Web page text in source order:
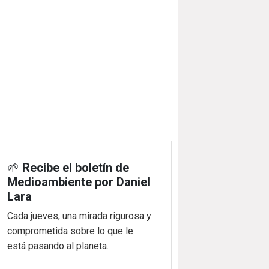
🌱 Recibe el boletín de
Medioambiente por Daniel
Lara
Cada jueves, una mirada rigurosa y
comprometida sobre lo que le
está pasando al planeta.